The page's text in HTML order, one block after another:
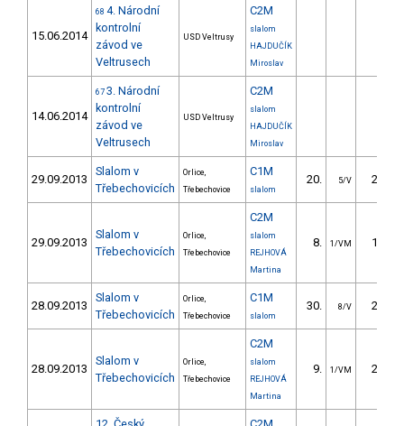
15.06.2014
68 4. Národní
kontrolní
závod ve
Veltrusech
USD Veltrusy
C2M
slalom
HAJDUČÍK
Miroslav
14.06.2014
67 3. Národní
kontrolní
závod ve
Veltrusech
USD Veltrusy
C2M
slalom
HAJDUČÍK
Miroslav
29.09.2013
Slalom v
Třebechovicích
Orlice,
Třebechovice
C1M
slalom
20. 5/V 21.70
29.09.2013
Slalom v
Třebechovicích
Orlice,
Třebechovice
C2M
slalom
REJHOVÁ
Martina
8. 1/VM 17.60
28.09.2013
Slalom v
Třebechovicích
Orlice,
Třebechovice
C1M
slalom
30. 8/V 27.00
28.09.2013
Slalom v
Třebechovicích
Orlice,
Třebechovice
C2M
slalom
REJHOVÁ
Martina
9. 1/VM 23.80